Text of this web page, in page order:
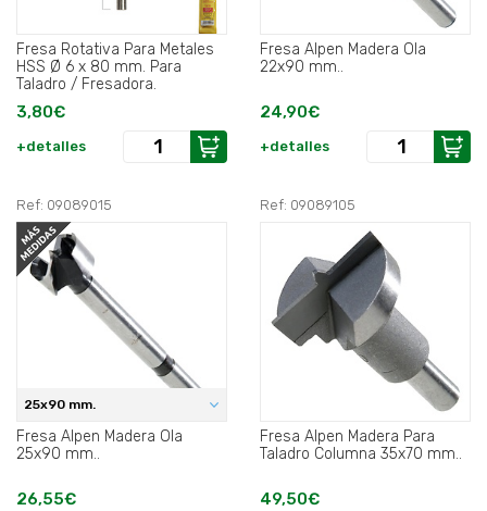
Fresa Rotativa Para Metales
HSS Ø 6 x 80 mm. Para
Taladro / Fresadora.
3,80€
+detalles
Fresa Alpen Madera Ola
22x90 mm..
24,90€
+detalles
Ref: 09089015
25x90 mm.
Fresa Alpen Madera Ola
25x90 mm..
26,55€
Ref: 09089105
Fresa Alpen Madera Para
Taladro Columna 35x70 mm..
49,50€